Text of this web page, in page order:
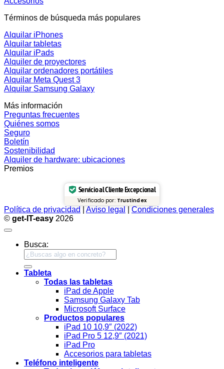
Términos de búsqueda más populares
Alquilar iPhones
Alquilar tabletas
Alquilar iPads
Alquiler de proyectores
Alquilar ordenadores portátiles
Alquilar Meta Quest 3
Alquilar Samsung Galaxy
Más información
Preguntas frecuentes
Quiénes somos
Seguro
Boletín
Sostenibilidad
Alquiler de hardware: ubicaciones
Premios
Servicio al Cliente Excepcional
Verificado por: Trustindex
Política de privacidad Aviso legal
Condiciones generales
© get-IT-easy 2026
Busca:
Tableta
Todas las tabletas
iPad de Apple
Samsung Galaxy Tab
Microsoft Surface
Productos populares
iPad 10 10,9″ (2022)
iPad Pro 5 12,9″ (2021)
iPad Pro
Accesorios para tabletas
Teléfono inteligente